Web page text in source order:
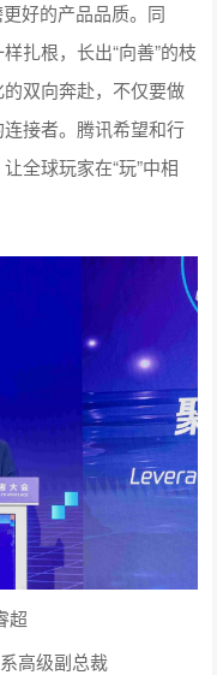
好的产品品质。同
扎根，长出“向善”的枝
双向奔赴，不仅要做
接者。腾讯希望和行
全球玩家在“玩”中相
超
高级副总裁